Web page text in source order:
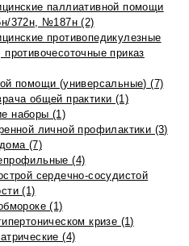
паллиативной помощи
372н, №187н (2)
противопедикулезные
приказ
помощи (универсальные) (7)
общей практики (1)
наборы (1)
личной профилактики (3)
(7)
(4)
сердечно-сосудистой
(1)
(1)
кризе (1)
(4)